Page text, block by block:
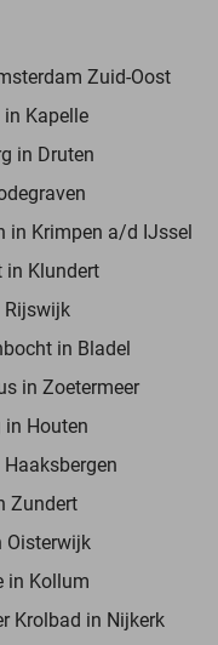
Zuid-Oost
Kapelle
in Druten
in Krimpen a/d IJssel
in Klundert
Rijswijk
in Bladel
in Zoetermeer
in Houten
Zundert
Oisterwijk
in Kollum
Krolbad in Nijkerk